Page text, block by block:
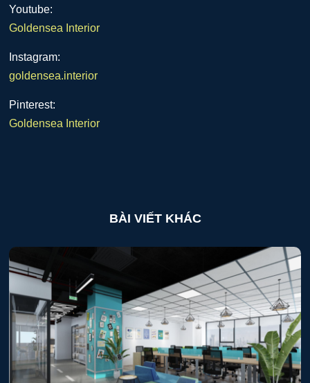
Youtube:
Goldensea Interior
Instagram:
goldensea.interior
Pinterest:
Goldensea Interior
BÀI VIẾT KHÁC